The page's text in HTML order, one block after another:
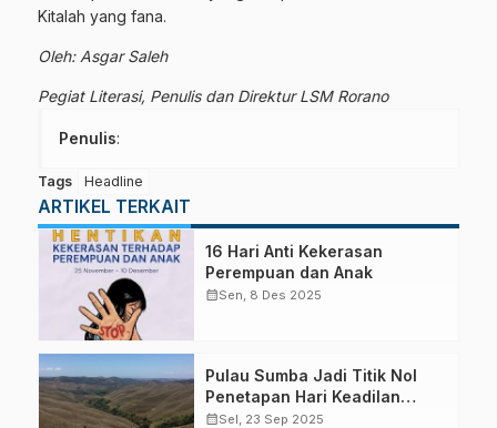
Kitalah yang fana.
Oleh: Asgar Saleh
Pegiat Literasi, Penulis dan Direktur LSM Rorano
Penulis:
Tags Headline
ARTIKEL TERKAIT
16 Hari Anti Kekerasan
Perempuan dan Anak
calendar_monthSen, 8 Des 2025
Pulau Sumba Jadi Titik Nol
Penetapan Hari Keadilan
Ekologi Dunia
calendar_monthSel, 23 Sep 2025